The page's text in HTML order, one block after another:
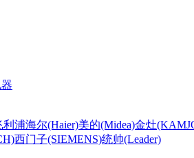
利浦海尔(Haier)美的(Midea)金灶
西门子(SIEMENS)统帅(Leader)